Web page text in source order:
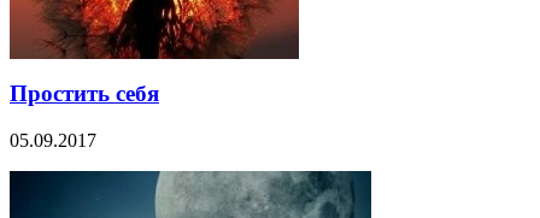
Простить себя
05.09.2017